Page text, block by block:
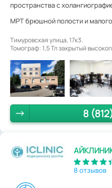
пространства с
МРТ брюшной полости и
Тимуровская улица, 17к3.
Томограф: 1,5 Тл закрытый
8
8 отзывов